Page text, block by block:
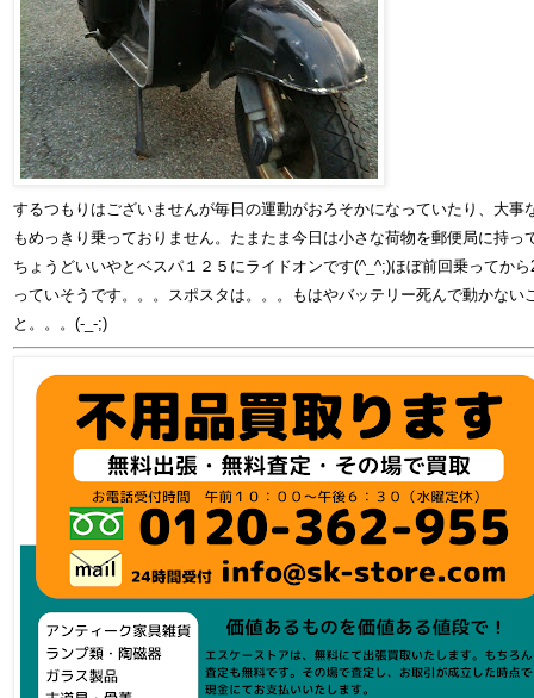
するつもりはございませんが毎日の運動がおろそかになっていたり、大事
もめっきり乗っておりません。たまたま今日は小さな荷物を郵便局に持っ
ちょうどいいやとベスパ１２５にライドオンです(^_^;)ほぼ前回乗ってか
っていそうです。。。スポスタは。。。もはやバッテリー死んで動かない
と。。。(-_-;)